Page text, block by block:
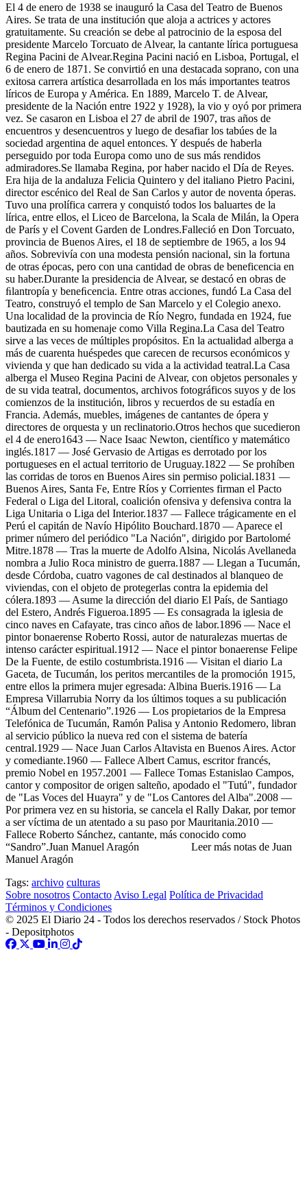
El 4 de enero de 1938 se inauguró la Casa del Teatro de Buenos
Aires. Se trata de una institución que aloja a actrices y actores
gratuitamente. Su creación se debe al patrocinio de la esposa del
presidente Marcelo Torcuato de Alvear, la cantante lírica portuguesa
Regina Pacini de Alvear.Regina Pacini nació en Lisboa, Portugal, el
6 de enero de 1871. Se convirtió en una destacada soprano, con una
exitosa carrera artística desarrollada en los más importantes teatros
líricos de Europa y América. En 1889, Marcelo T. de Alvear,
presidente de la Nación entre 1922 y 1928), la vio y oyó por primera
vez. Se casaron en Lisboa el 27 de abril de 1907, tras años de
encuentros y desencuentros y luego de desafiar los tabúes de la
sociedad argentina de aquel entonces. Y después de haberla
perseguido por toda Europa como uno de sus más rendidos
admiradores.Se llamaba Regina, por haber nacido el Día de Reyes.
Era hija de la andaluza Felicia Quintero y del italiano Pietro Pacini,
director escénico del Real de San Carlos y autor de noventa óperas.
Tuvo una prolífica carrera y conquistó todos los baluartes de la
lírica, entre ellos, el Liceo de Barcelona, la Scala de Milán, la Opera
de París y el Covent Garden de Londres.Falleció en Don Torcuato,
provincia de Buenos Aires, el 18 de septiembre de 1965, a los 94
años. Sobrevivía con una modesta pensión nacional, sin la fortuna
de otras épocas, pero con una cantidad de obras de beneficencia en
su haber.Durante la presidencia de Alvear, se destacó en obras de
ﬁlantropía y beneﬁcencia. Entre otras acciones, fundó La Casa del
Teatro, construyó el templo de San Marcelo y el Colegio anexo.
Una localidad de la provincia de Río Negro, fundada en 1924, fue
bautizada en su homenaje como Villa Regina.La Casa del Teatro
sirve a las veces de múltiples propósitos. En la actualidad alberga a
más de cuarenta huéspedes que carecen de recursos económicos y
vivienda y que han dedicado su vida a la actividad teatral.La Casa
alberga el Museo Regina Pacini de Alvear, con objetos personales y
de su vida teatral, documentos, archivos fotográficos suyos y de los
comienzos de la institución, libros y recuerdos de su estadía en
Francia. Además, muebles, imágenes de cantantes de ópera y
directores de orquesta y un reclinatorio.Otros hechos que sucedieron
el 4 de enero1643 — Nace Isaac Newton, científico y matemático
inglés.1817 — José Gervasio de Artigas es derrotado por los
portugueses en el actual territorio de Uruguay.1822 — Se prohíben
las corridas de toros en Buenos Aires sin permiso policial.1831 —
Buenos Aires, Santa Fe, Entre Ríos y Corrientes firman el Pacto
Federal o Liga del Litoral, coalición ofensiva y defensiva contra la
Liga Unitaria o Liga del Interior.1837 — Fallece trágicamente en el
Perú el capitán de Navío Hipólito Bouchard.1870 — Aparece el
primer número del periódico "La Nación", dirigido por Bartolomé
Mitre.1878 — Tras la muerte de Adolfo Alsina, Nicolás Avellaneda
nombra a Julio Roca ministro de guerra.1887 — Llegan a Tucumán,
desde Córdoba, cuatro vagones de cal destinados al blanqueo de
viviendas, con el objeto de protegerlas contra la epidemia del
cólera.1893 — Asume la dirección del diario El País, de Santiago
del Estero, Andrés Figueroa.1895 — Es consagrada la iglesia de
cinco naves en Cafayate, tras cinco años de labor.1896 — Nace el
pintor bonaerense Roberto Rossi, autor de naturalezas muertas de
intenso carácter espiritual.1912 — Nace el pintor bonaerense Felipe
De la Fuente, de estilo costumbrista.1916 — Visitan el diario La
Gaceta, de Tucumán, los peritos mercantiles de la promoción 1915,
entre ellos la primera mujer egresada: Albina Bueris.1916 — La
Empresa Villarrubia Norry da los últimos toques a su publicación
“Álbum del Centenario”.1926 — Los propietarios de la Empresa
Telefónica de Tucumán, Ramón Palisa y Antonio Redomero, libran
al servicio público la nueva red con el sistema de batería
central.1929 — Nace Juan Carlos Altavista en Buenos Aires. Actor
y comediante.1960 — Fallece Albert Camus, escritor francés,
premio Nobel en 1957.2001 — Fallece Tomas Estanislao Campos,
cantor y compositor de origen salteño, apodado el "Tutú", fundador
de "Las Voces del Huayra" y de "Los Cantores del Alba".2008 —
Por primera vez en su historia, se cancela el Rally Dakar, por temor
a ser víctima de un atentado a su paso por Mauritania.2010 —
Fallece Roberto Sánchez, cantante, más conocido como
“Sandro”.Juan Manuel Aragón Leer más notas de Juan
Manuel Aragón
Tags: archivo culturas
Sobre nosotros Contacto Aviso Legal Política de Privacidad
Términos y Condiciones
© 2025 El Diario 24 - Todos los derechos reservados / Stock Photos
- Depositphotos